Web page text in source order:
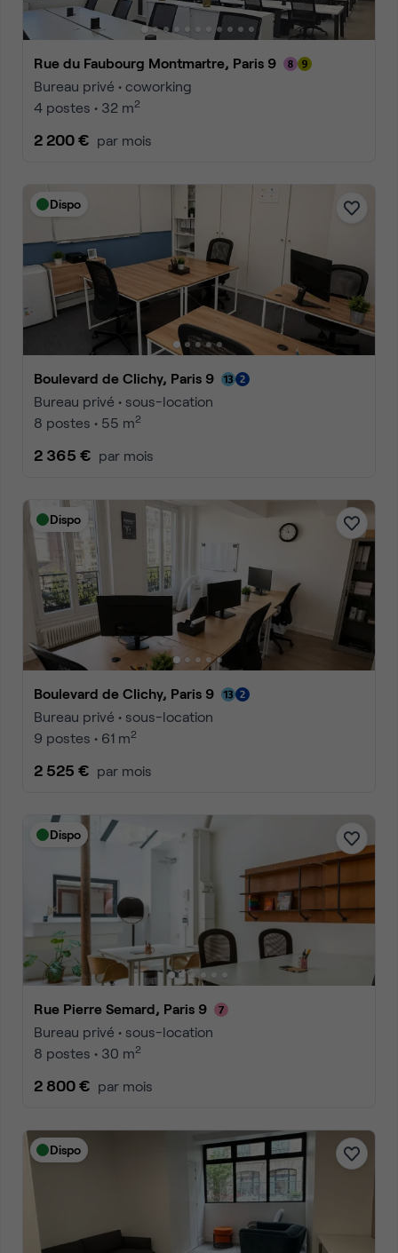
Rue du Faubourg Montmartre, Paris 9
Bureau privé • coworking
4 postes • 32 m2
2 200 € par mois
Dispo
Boulevard de Clichy, Paris 9
Bureau privé • sous-location
8 postes • 55 m2
2 365 € par mois
Dispo
Boulevard de Clichy, Paris 9
Bureau privé • sous-location
9 postes • 61 m2
2 525 € par mois
Dispo
Rue Pierre Semard, Paris 9
Bureau privé • sous-location
8 postes • 30 m2
2 800 € par mois
Dispo